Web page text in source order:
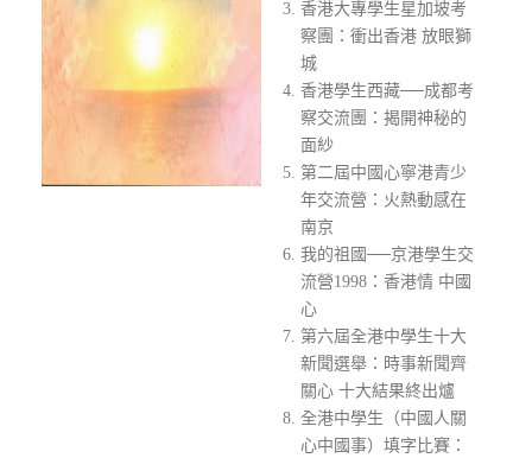
香港大專學生星加坡考
察團：衝出香港 放眼獅
城
香港學生西藏──成都考
察交流團：揭開神秘的
面紗
第二屆中國心寧港青少
年交流營：火熱動感在
南京
我的祖國──京港學生交
流營1998：香港情 中國
心
第六屆全港中學生十大
新聞選舉：時事新聞齊
關心 十大結果終出爐
全港中學生（中國人關
心中國事）填字比賽：